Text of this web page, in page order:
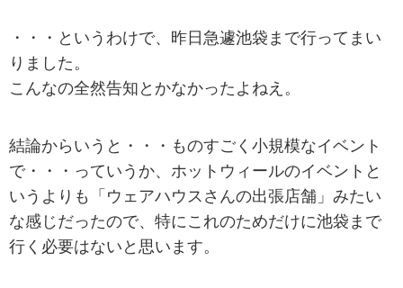
・・・というわけで、昨日急遽池袋まで行ってまい
りました。
こんなの全然告知とかなかったよねえ。
結論からいうと・・・ものすごく小規模なイベント
で・・・っていうか、ホットウィールのイベントと
いうよりも「ウェアハウスさんの出張店舗」みたい
な感じだったので、特にこれのためだけに池袋まで
行く必要はないと思います。